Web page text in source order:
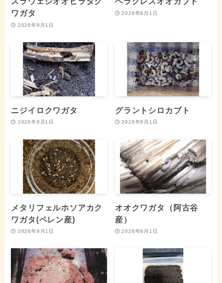
ワガタ
2026年8月1日
2026年8月1日
ニジイロクワガタ
2026年8月1日
グラントシロカブト
2026年8月1日
メタリフェルホソアカク
ワガタ(ペレン産)
2026年8月1日
オオクワガタ（阿古谷
産）
2026年8月1日